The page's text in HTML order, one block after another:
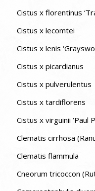
Cistus x florentinus
Cistus x lecomtei
Cistus x lenis
Cistus x picardianus
Cistus x pulverulentus
Cistus x tardiflorens
Cistus x virguinii ‘Paul
Clematis cirrhosa
Clematis flammula
Cneorum tricoccon